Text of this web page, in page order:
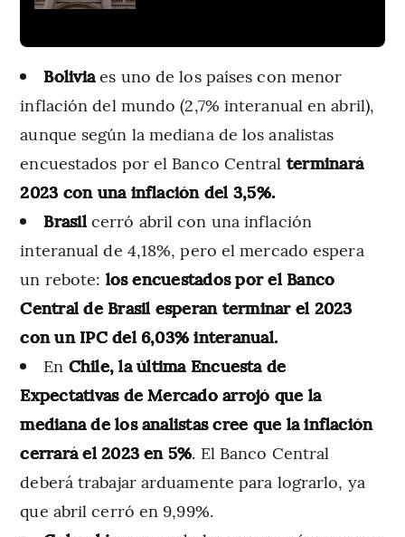
Boliviaes uno de los países con menor
inflación del mundo (2,7% interanual en abril),
aunque según la mediana de los analistas
encuestados por el Banco Central terminará
2023 con una inflación del 3,5%.
Brasilcerró abril con una inflación
interanual de 4,18%, pero el mercado espera
un rebote: los encuestados por el Banco
Central de Brasil esperan terminar el 2023
con un IPC del 6,03% interanual.
En Chile, la última Encuesta de
Expectativas de Mercado arrojó que la
mediana de los analistas cree que la inflación
cerrará el 2023 en 5%. El Banco Central
deberá trabajar arduamente para lograrlo, ya
que abril cerró en 9,99%.